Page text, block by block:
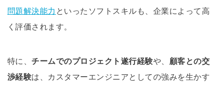
問題解決能力 といったソフトスキルも、企業によって高
く評価されます。
特に、チームでのプロジェクト遂行経験や、 顧客との交
渉経験は、カスタマーエンジニアとしての強みを生かす